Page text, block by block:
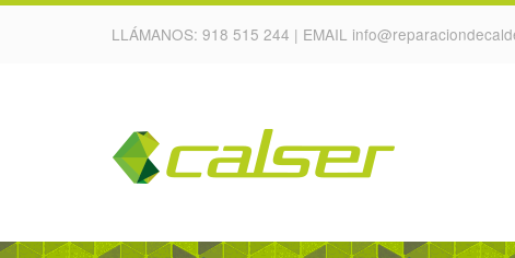
LLÁMANOS: 918 515 244 | EMAIL